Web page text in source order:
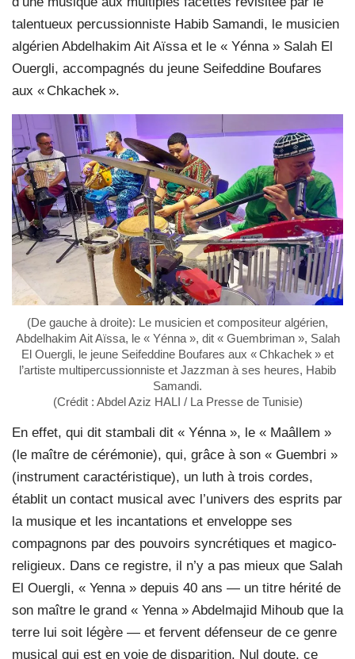
talentueux percussionniste Habib Samandi, le musicien
algérien Abdelhakim Ait Aïssa et le « Yénna » Salah El
Ouergli, accompagnés du jeune Seifeddine Boufares
aux « Chkachek ».
(De gauche à droite): Le musicien et compositeur algérien,
Abdelhakim Ait Aïssa, le « Yénna », dit « Guembriman », Salah
El Ouergli, le jeune Seifeddine Boufares aux « Chkachek » et
l’artiste multipercussionniste et Jazzman à ses heures, Habib
Samandi.
(Crédit : Abdel Aziz HALI / La Presse de Tunisie)
En effet, qui dit stambali dit « Yénna », le « Maâllem »
(le maître de cérémonie), qui, grâce à son « Guembri »
(instrument caractéristique), un luth à trois cordes,
établit un contact musical avec l’univers des esprits par
la musique et les incantations et enveloppe ses
compagnons par des pouvoirs syncrétiques et magico-
religieux. Dans ce registre, il n’y a pas mieux que Salah
El Ouergli, « Yenna » depuis 40 ans — un titre hérité de
son maître le grand « Yenna » Abdelmajid Mihoub que la
terre lui soit légère — et fervent défenseur de ce genre
musical qui est en voie de disparition. Nul doute, ce